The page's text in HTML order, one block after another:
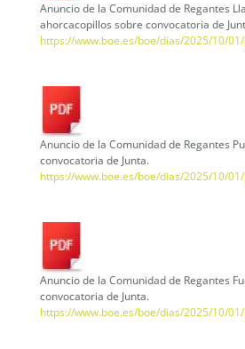
Anuncio de la Comunidad de Regantes
ahorcacopillos sobre convocatoria de
https://www.boe.es/boe/dias/2025/10/
Anuncio de la Comunidad de Regantes
convocatoria de Junta.
https://www.boe.es/boe/dias/2025/10/
Anuncio de la Comunidad de Regantes
convocatoria de Junta.
https://www.boe.es/boe/dias/2025/10/